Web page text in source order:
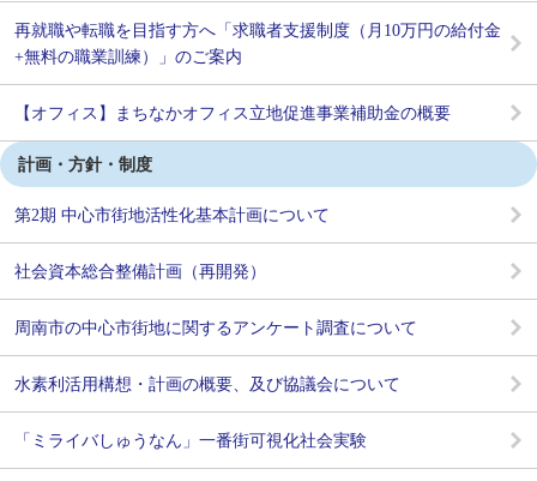
再就職や転職を目指す方へ「求職者支援制度（月10万円の給付金
+無料の職業訓練）」のご案内
【オフィス】まちなかオフィス立地促進事業補助金の概要
計画・方針・制度
第2期 中心市街地活性化基本計画について
社会資本総合整備計画（再開発）
周南市の中心市街地に関するアンケート調査について
水素利活用構想・計画の概要、及び協議会について
「ミライバしゅうなん」一番街可視化社会実験